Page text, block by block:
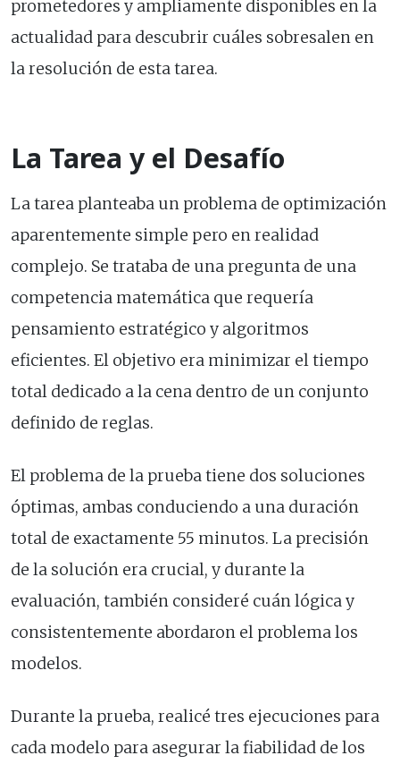
prometedores y ampliamente disponibles en la
actualidad para descubrir cuáles sobresalen en
la resolución de esta tarea.
La Tarea y el Desafío
La tarea planteaba un problema de optimización
aparentemente simple pero en realidad
complejo. Se trataba de una pregunta de una
competencia matemática que requería
pensamiento estratégico y algoritmos
eficientes. El objetivo era minimizar el tiempo
total dedicado a la cena dentro de un conjunto
definido de reglas.
El problema de la prueba tiene dos soluciones
óptimas, ambas conduciendo a una duración
total de exactamente 55 minutos. La precisión
de la solución era crucial, y durante la
evaluación, también consideré cuán lógica y
consistentemente abordaron el problema los
modelos.
Durante la prueba, realicé tres ejecuciones para
cada modelo para asegurar la fiabilidad de los